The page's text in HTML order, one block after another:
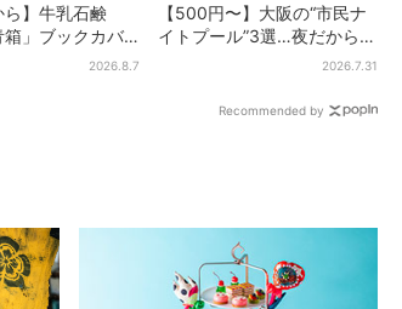
ら】牛乳石鹸
箱」ブックカバ
無料配布！ 先着
2026.8.7
【500円〜】大阪の“市民ナ
イトプール”3選…夜だから涼
2026.7.31
Recommended by